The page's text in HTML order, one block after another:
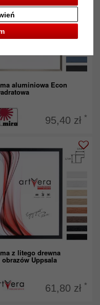
aluminiowa Econ
95,40 zł *
z litego drewna
obrazów Uppsala
61,80 zł *